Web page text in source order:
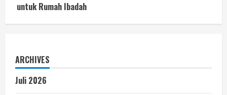
untuk Rumah Ibadah
ARCHIVES
Juli 2026